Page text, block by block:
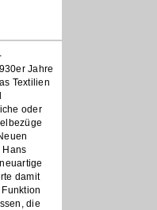
Jahre
Textilien
oder
Hans
damit
die